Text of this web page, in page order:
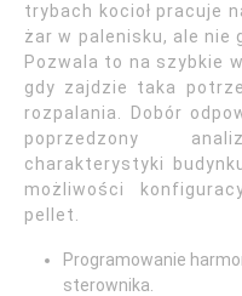
trybach kocioł pracuje
żar w palenisku, ale nie
Pozwala to na szybkie
gdy zajdzie taka
rozpalania. Dobór
poprzedzony
charakterystyki
możliwości
pellet.
Programowanie
sterownika.